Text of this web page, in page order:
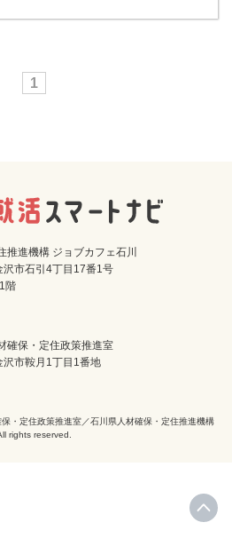
1
推進機構 ジョブカフェ石川
市石引4丁目17番1号
階
確保・定住政策推進室
市鞍月1丁目1番地
・定住政策推進室／石川県人材確保・定住推進機構
rights reserved.